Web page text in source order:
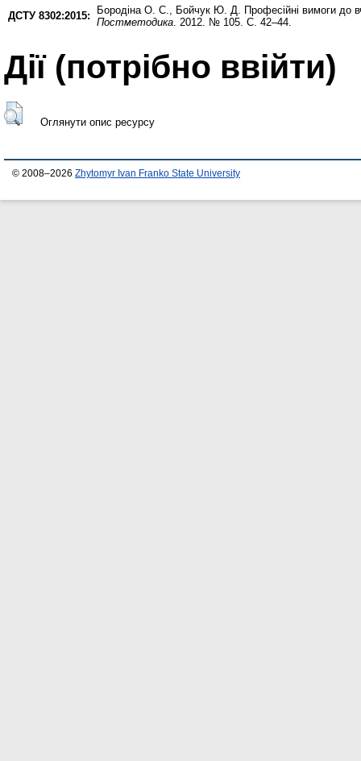
ДСТУ 8302:2015:
Бородіна О. С., Бойчук Ю. Д. Професійні вимоги до
Постметодика. 2012. № 105. С. 42–44.
Дії ​​(потрібно ввійти)
Оглянути опис ресурсу
© 2008–2026 Zhytomyr Ivan Franko State University